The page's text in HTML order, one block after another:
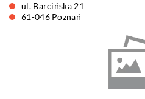
ul. Barcińska 21
61-046 Poznań